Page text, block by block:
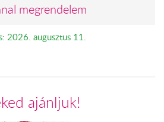
megrendelem
2026. augusztus 11.
ajánljuk!